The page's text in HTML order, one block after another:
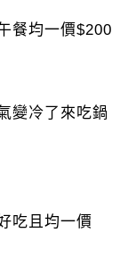
餐均一價$200
變冷了來吃鍋
吃且均一價